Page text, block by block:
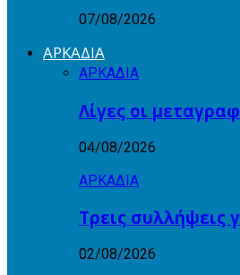
07/08/2026
ΑΡΚΑΔΙΑ
ΑΡΚΑΔΙΑ
Λίγες οι
04/08/2026
ΑΡΚΑΔΙΑ
Τρεις συλλήψεις
02/08/2026